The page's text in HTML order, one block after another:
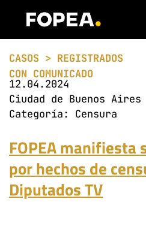
CASOS > REGISTRADOS
CON COMUNICADO
12.04.2024
Ciudad de Buenos Aires
Categoría: Censura
FOPEA manifiesta
por hechos de
Diputados TV